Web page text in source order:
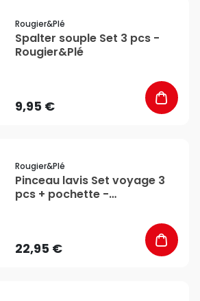
Rougier&plé
Spalter souple Set 3 pcs -
Rougier&Plé
9,95 €
Rougier&plé
Pinceau lavis Set voyage 3
pcs + pochette -
22,95 €